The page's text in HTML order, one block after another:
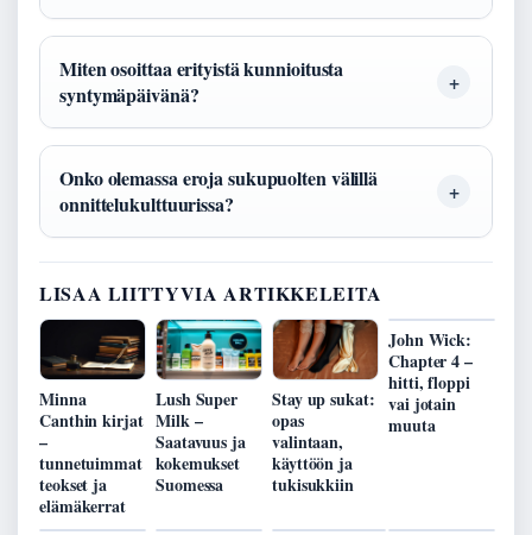
Miten osoittaa erityistä kunnioitusta
syntymäpäivänä?
Onko olemassa eroja sukupuolten välillä
onnittelukulttuurissa?
LISAA LIITTYVIA ARTIKKELEITA
Minna
Canthin kirjat
–
tunnetuimmat
teokset ja
elämäkerrat
Lush Super
Milk –
Saatavuus ja
kokemukset
Suomessa
Stay up sukat:
opas
valintaan,
käyttöön ja
tukisukkiin
John Wick:
Chapter 4 –
hitti, floppi
vai jotain
muuta